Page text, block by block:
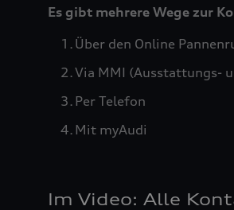
Es gibt mehrere Wege zur
Über den Online
Via MMI (Ausstattungs-
Per Telefon
Mit myAudi
Im Video: Alle